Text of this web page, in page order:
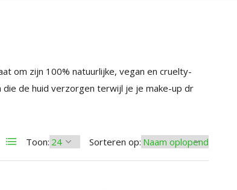
Account aanmaken
om zijn 100% natuurlijke, vegan en cruelty-
de huid verzorgen terwijl je je make-up dr
Toon: Sorteren op: